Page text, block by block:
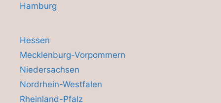
Hamburg
Hessen
Mecklenburg-Vorpommern
Niedersachsen
Nordrhein-Westfalen
Rheinland-Pfalz